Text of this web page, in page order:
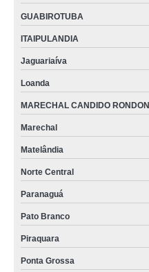
GUABIROTUBA
ITAIPULANDIA
Jaguariaíva
Loanda
MARECHAL CANDIDO RONDON
Marechal
Matelândia
Norte Central
Paranaguá
Pato Branco
Piraquara
Ponta Grossa